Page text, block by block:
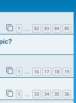
1 82 83 84 85
1 … 16 17 18 19
1 33 34 35 36